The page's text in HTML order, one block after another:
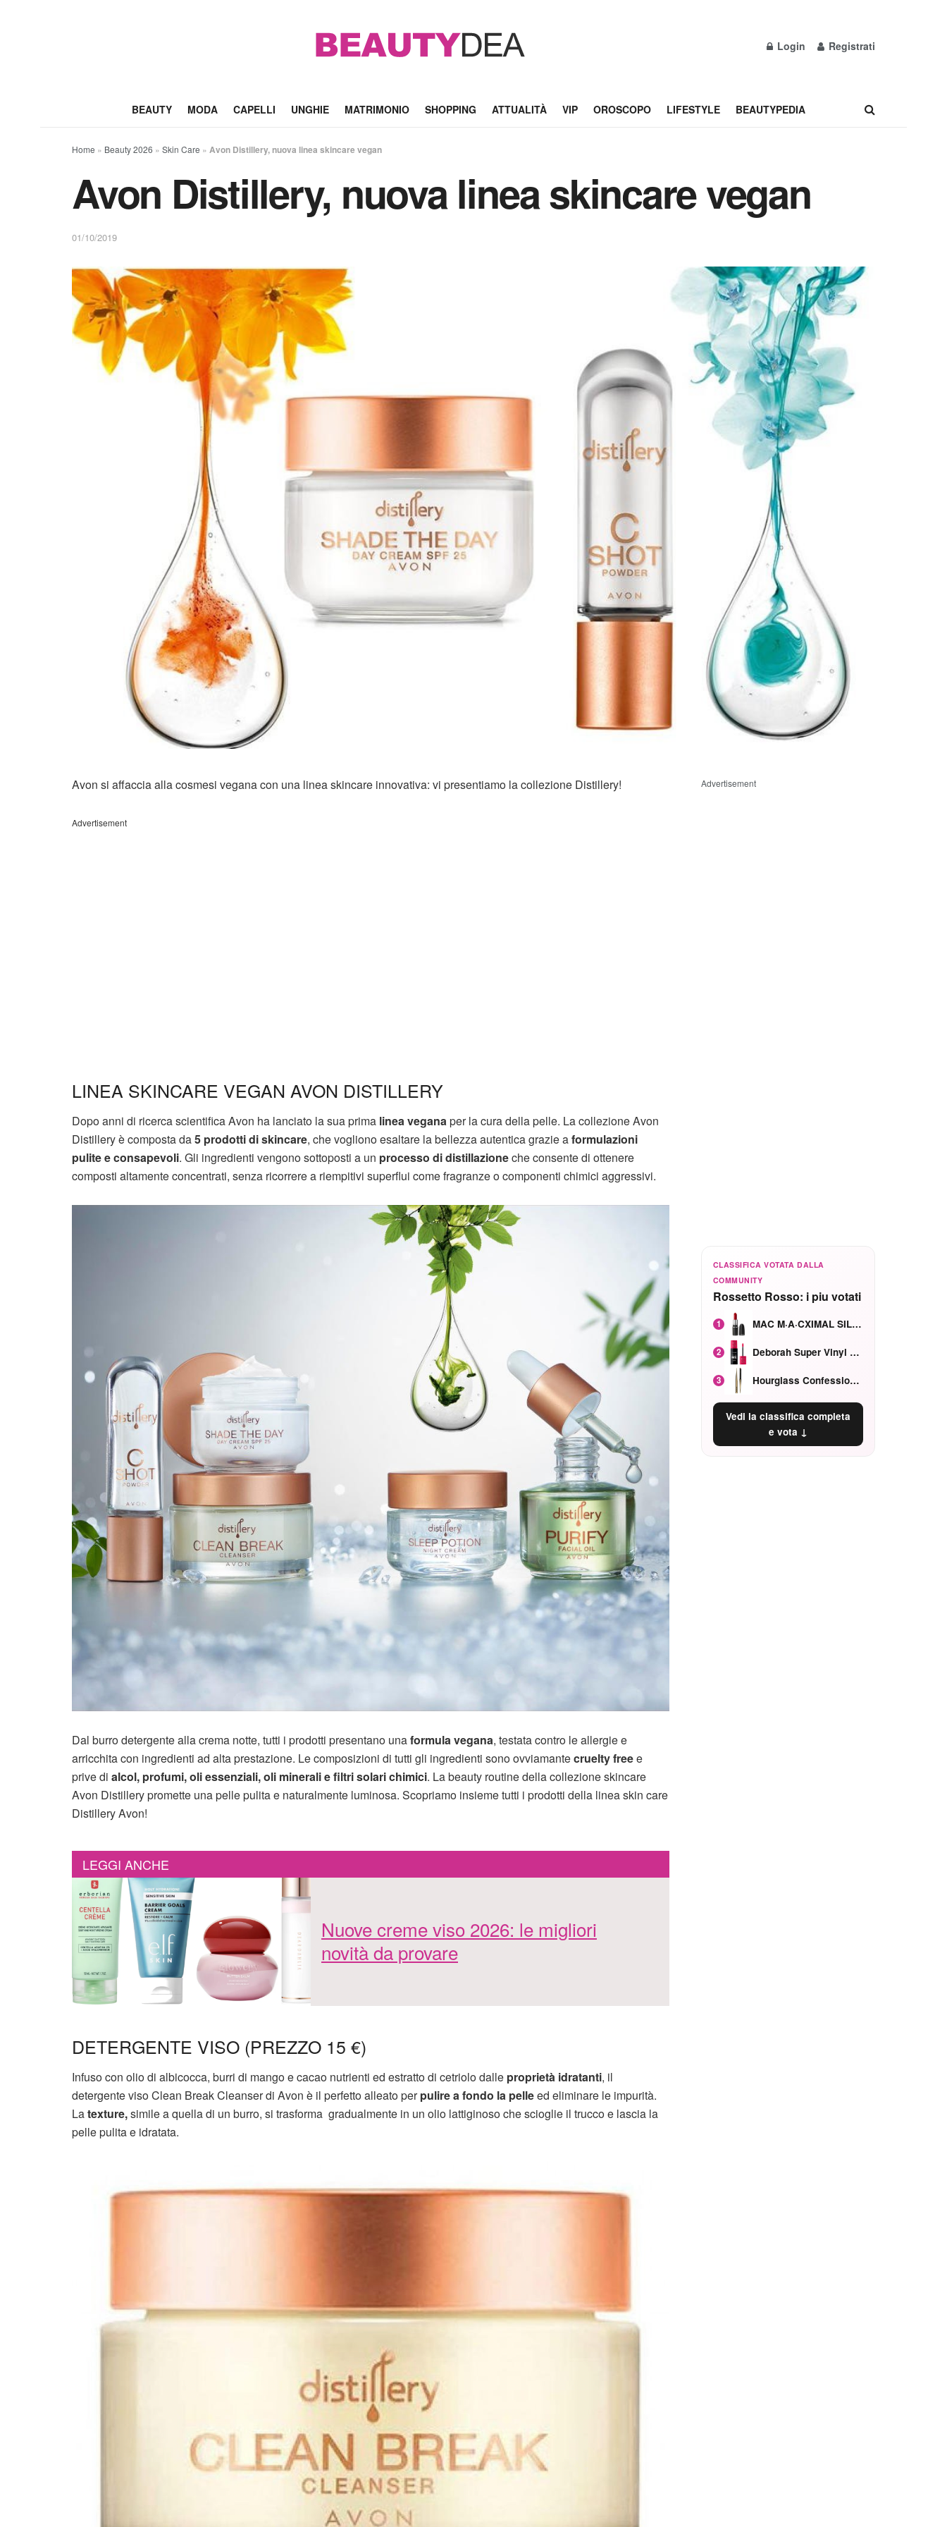
Login Registrati
BEAUTY MODA CAPELLI UNGHIE MATRIMONIO SHOPPING ATTUALITÀ VIP OROSCOPO LIFESTYLE BEAUTYPEDIA
Home » Beauty 2026 » Skin Care » Avon Distillery, nuova linea skincare vegan
Avon Distillery, nuova linea skincare vegan
01/10/2019
Avon si affaccia alla cosmesi vegana con una linea skincare innovativa: vi presentiamo la collezione Distillery!
Advertisement
LINEA SKINCARE VEGAN AVON DISTILLERY
Dopo anni di ricerca scientifica Avon ha lanciato la sua prima linea veganaper la cura della pelle. La collezione Avon
Distillery è composta da5 prodotti di skincare, che vogliono esaltare la bellezza autentica grazie aformulazioni
pulite e consapevoli. Gli ingredienti vengono sottoposti a un processo di distillazioneche consente di ottenere
composti altamente concentrati, senza ricorrere a riempitivi superflui come fragranze o componenti chimici aggressivi.
Dal burro detergente alla crema notte, tutti i prodotti presentano unaformula vegana, testata contro le allergie e
arricchita con ingredienti ad alta prestazione. Le composizioni di tutti gli ingredienti sono ovviamantecruelty freee
prive di alcol, profumi, oli essenziali, oli minerali e filtri solari chimici. La beauty routine della collezione skincare
Avon Distillery promette una pelle pulita e naturalmente luminosa. Scopriamo insieme tutti i prodotti della linea skin care
Distillery Avon!
LEGGI ANCHE
Nuove creme viso 2026: le migliori
novità da provare
DETERGENTE VISO (PREZZO 15 €)
Infuso con olio di albicocca, burri di mango e cacao nutrienti ed estratto di cetriolo dalle proprietà idratanti, il
detergente viso Clean Break Cleanser di Avon è il perfetto alleato perpulire a fondo la pelleed eliminare le impurità.
Latexture,simile a quella di un burro, si trasforma gradualmente in un olio lattiginoso che scioglie il trucco e lascia la
pelle pulita e idratata.
Advertisement
CLASSIFICA VOTATA DALLA
COMMUNITY
Rossetto Rosso: i piu votati
1 MAC M·A·CXIMAL SILKY MATTE Red Rock mat
2 Deborah Super Vinyl Shake Rosa Ciliegia
3 Hourglass Confession Ricaricabile Ultra Preciso Ad Alta Intensità Secretly Classic Red
Vedi la classifica completa
e vota ↓